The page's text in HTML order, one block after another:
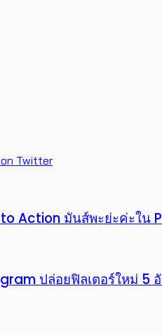
Twitter
Action มันส์พะย่ะค่ะใน
ปล่อยฟิลเตอร์ใหม่ 5